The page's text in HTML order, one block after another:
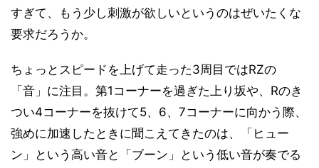
すぎて、もう少し刺激が欲しいというのはぜいたくな
要求だろうか。
ちょっとスピードを上げて走った3周目ではRZの
「音」に注目。第1コーナーを過ぎた上り坂や、Rのき
つい4コーナーを抜けて5、6、7コーナーに向かう際、
強めに加速したときに聞こえてきたのは、「ヒュー
ン」という高い音と「ブーン」という低い音が奏でる